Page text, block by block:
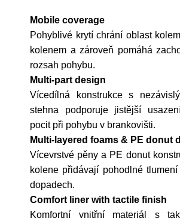
Mobile coverage
Pohyblivé krytí chrání oblast
kolenem a zároveň pomáhá
rozsah pohybu.
Multi-part design
Vícedílná konstrukce s
stehna podporuje jistější
pocit při pohybu v brankovišti.
Multi-layered foams & PE donut
Vícevrstvé pěny a PE donut
kolene přidávají pohodlné
dopadech.
Comfort liner with tactile finish
Komfortní vnitřní materiál s